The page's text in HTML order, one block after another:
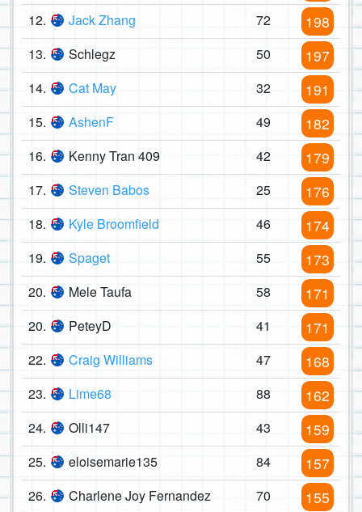
12. Jack Zhang 72 198
13. Schlegz 50 197
14. Cat May 32 191
15. AshenF 49 182
16. Kenny Tran 409 42 179
17. Steven Babos 25 176
18. Kyle Broomfield 46 174
19. Spaget 55 173
20. Mele Taufa 58 171
20. PeteyD 41 171
22. Craig Williams 47 168
23. Lime68 88 162
24. Olli147 43 159
25. eloisemarie135 84 157
26. Charlene Joy Fernandez 70 155